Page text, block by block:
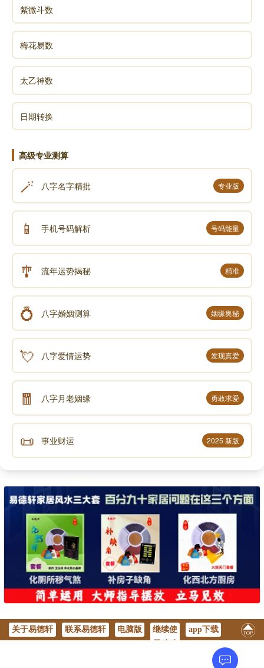
紫微斗数
梅花易数
太乙神数
日期转换
高级专业测算
🪄 八字名字精批 专业版
📱 手机号码解析 号码能量
🎐 流年运势揭秘 精准
💍 八字婚姻测算 姻缘奥秘
💘 八字爱情运势 发现真爱
🧧 八字月老姻缘 勇敢求爱
📜 事业财运 2025 新版
关于易德轩 联系易德轩 电脑版
继续使
app下载